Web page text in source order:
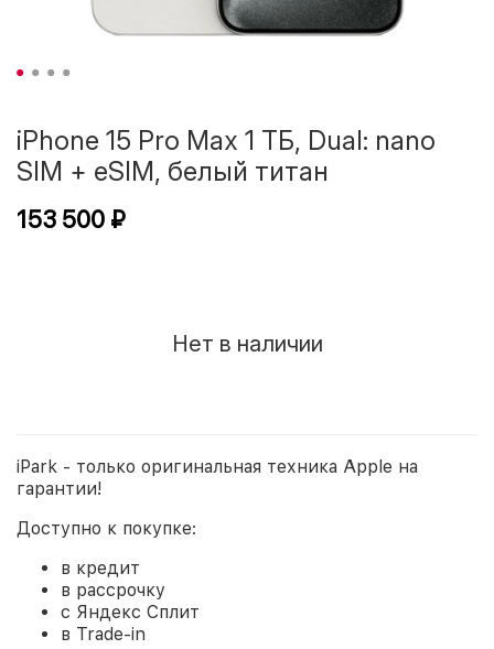
iPhone 15 Pro Max 1 ТБ, Dual: nano
SIM + eSIM, белый титан
153 500 ₽
Нет в наличии
iPark - только оригинальная техника Apple на
гарантии!
Доступно к покупке:
в кредит
в рассрочку
с Яндекс Сплит
в Trade-in